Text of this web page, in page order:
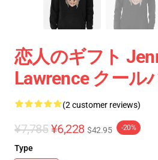
恋人のギフト
Lawrence クール
(2 customer reviews)
¥7,785 ¥6,228 $42.95 -20%
Type